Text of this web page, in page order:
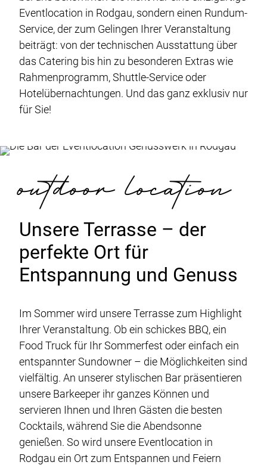
Eventlocation in Rodgau, sondern einen Rundum-
Service, der zum Gelingen Ihrer Veranstaltung
beiträgt: von der technischen Ausstattung über
das Catering bis hin zu besonderen Extras wie
Rahmenprogramm, Shuttle-Service oder
Hotelübernachtungen. Und das ganz exklusiv nur
für Sie!
outdoor location
Unsere Terrasse – der
perfekte Ort für
Entspannung und Genuss
Im Sommer wird unsere Terrasse zum Highlight
Ihrer Veranstaltung. Ob ein schickes BBQ, ein
Food Truck für Ihr Sommerfest oder einfach ein
entspannter Sundowner – die Möglichkeiten sind
vielfältig. An unserer stylischen Bar präsentieren
unsere Barkeeper ihr ganzes Können und
servieren Ihnen und Ihren Gästen die besten
Cocktails, während Sie die Abendsonne
genießen. So wird unsere Eventlocation in
Rodgau ein Ort zum Entspannen und Feiern